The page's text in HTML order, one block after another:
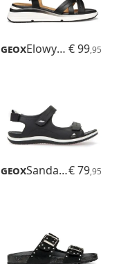
Geox Elowynne € 99,95
Geox Sandal Vega€ 79,95